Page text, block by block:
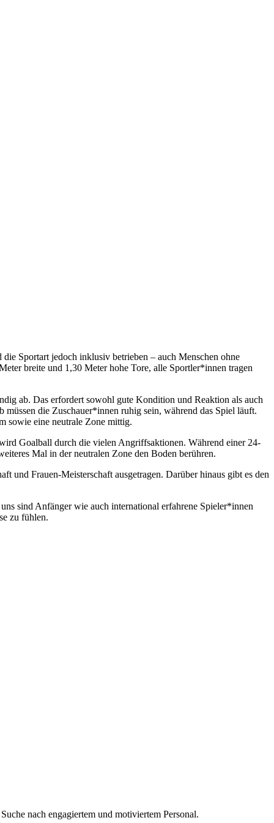
Sportart jedoch inklusiv betrieben – auch Menschen ohne
breite und 1,30 Meter hohe Tore, alle Sportler*innen tragen
ab. Das erfordert sowohl gute Kondition und Reaktion als auch
die Zuschauer*innen ruhig sein, während das Spiel läuft.
sowie eine neutrale Zone mittig.
Goalball durch die vielen Angriffsaktionen. Während einer 24-
Mal in der neutralen Zone den Boden berühren.
und Frauen-Meisterschaft ausgetragen. Darüber hinaus gibt es den
sind Anfänger wie auch international erfahrene Spieler*innen
zu fühlen.
nach engagiertem und motiviertem Personal.